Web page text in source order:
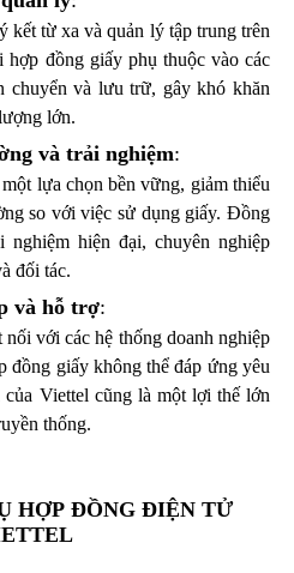
kết từ xa và quản lý tập trung trên
hợp đồng giấy phụ thuộc vào các
chuyển và lưu trữ, gây khó khăn
lớn.
và trải nghiệm:
lựa chọn bền vững, giảm thiểu
so với việc sử dụng giấy. Đồng
hiện đại, chuyên nghiệp
đối tác.
và hỗ trợ:
nối với các hệ thống doanh nghiệp
đồng giấy không thể đáp ứng yêu
Viettel cũng là một lợi thế lớn
thống.
HỢP ĐỒNG ĐIỆN TỬ